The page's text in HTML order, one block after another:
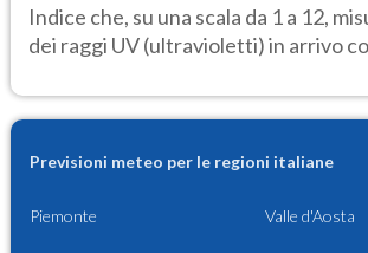
Indice che, su una scala da 1 a 12,
dei raggi UV (ultravioletti) in arrivo
Previsioni meteo per le regioni italiane
Piemonte Valle d'Aosta